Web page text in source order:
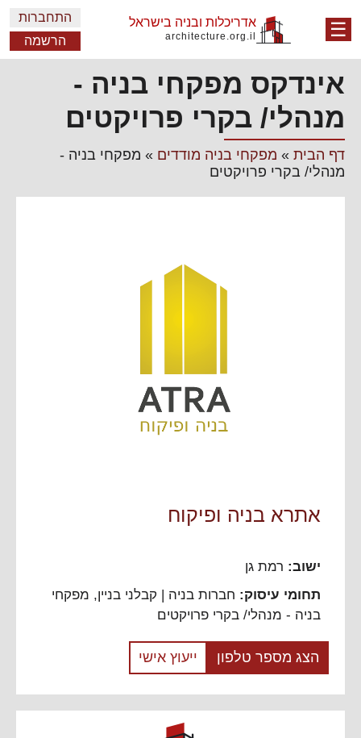
☰ אדריכלות ובניה בישראל
architecture.org.il
התחברות
הרשמה
אינדקס מפקחי בניה -
מנהלי/ בקרי פרויקטים
דף הבית » מפקחי בניה מודדים » מפקחי בניה -
מנהלי/ בקרי פרויקטים
אתרא בניה ופיקוח
ישוב: רמת גן
תחומי עיסוק: חברות בניה | קבלני בניין, מפקחי
בניה - מנהלי/ בקרי פרויקטים
הצג מספר טלפון ייעוץ אישי